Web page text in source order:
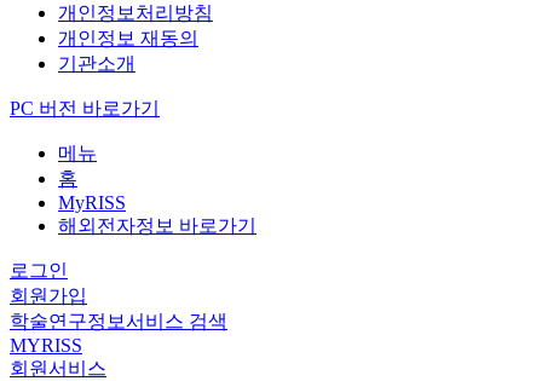
개인정보처리방침
개인정보 재동의
기관소개
PC 버전 바로가기
메뉴
홈
MyRISS
해외전자정보 바로가기
로그인
회원가입
학술연구정보서비스 검색
MYRISS
회원서비스